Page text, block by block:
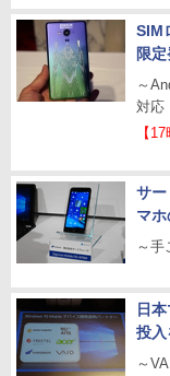
SIM
限
～
対応
【
サ
マ
～手
日
投入
～